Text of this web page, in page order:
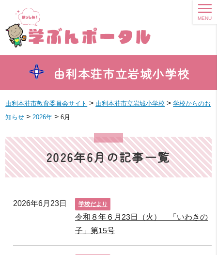
由利本荘市立岩城小学校
MENU
由利本荘市教育委員会サイト > 由利本荘市立岩城小学校 >学校からのお
知らせ > 2026年 >6月
2026年6月の記事一覧
2026年6月23日 学校だより
令和８年６月23日（火） 「いわきの
子」第15号